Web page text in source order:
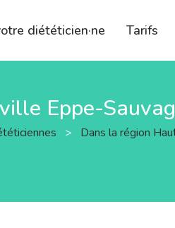
diététicien·ne Tarifs
Eppe-
> Dans la région